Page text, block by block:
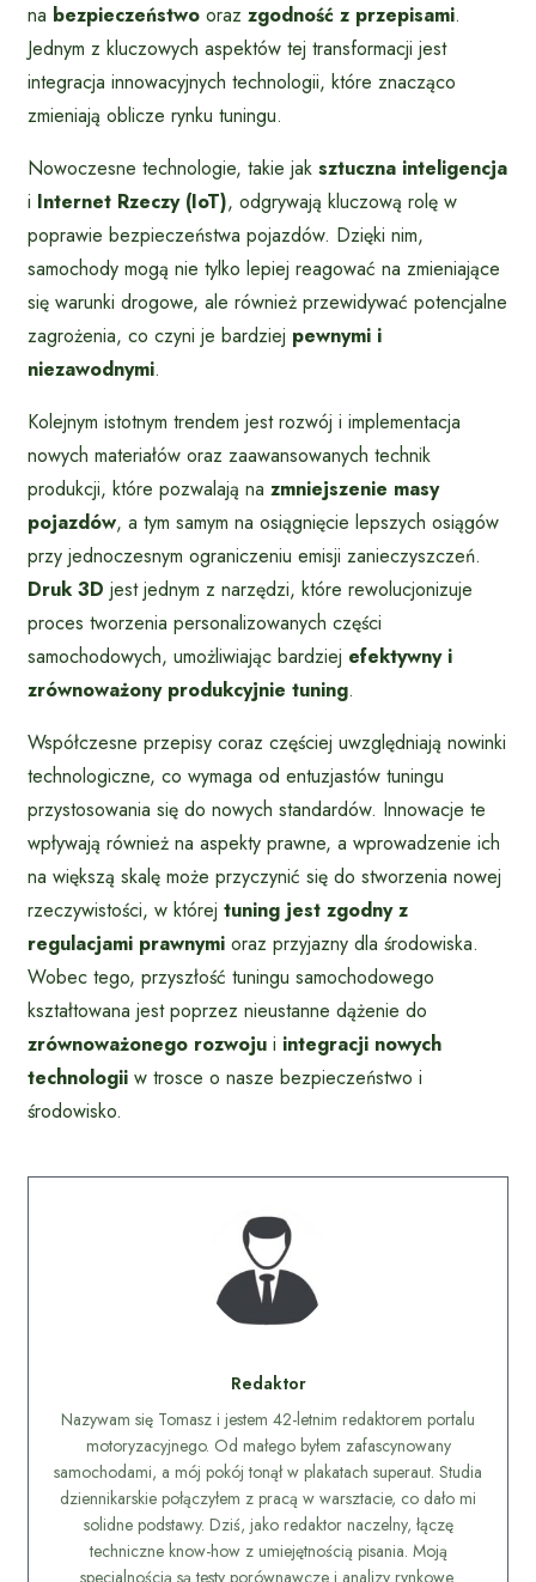
na bezpieczeństwo oraz zgodność z przepisami.
Jednym z kluczowych aspektów tej transformacji jest
integracja innowacyjnych technologii, które znacząco
zmieniają oblicze rynku tuningu.
Nowoczesne technologie, takie jak sztuczna inteligencja
i Internet Rzeczy (IoT), odgrywają kluczową rolę w
poprawie bezpieczeństwa pojazdów. Dzięki nim,
samochody mogą nie tylko lepiej reagować na zmieniające
się warunki drogowe, ale również przewidywać potencjalne
zagrożenia, co czyni je bardziej pewnymi i
niezawodnymi.
Kolejnym istotnym trendem jest rozwój i implementacja
nowych materiałów oraz zaawansowanych technik
produkcji, które pozwalają na zmniejszenie masy
pojazdów, a tym samym na osiągnięcie lepszych osiągów
przy jednoczesnym ograniczeniu emisji zanieczyszczeń.
Druk 3D jest jednym z narzędzi, które rewolucjonizuje
proces tworzenia personalizowanych części
samochodowych, umożliwiając bardziej efektywny i
zrównoważony produkcyjnie tuning.
Współczesne przepisy coraz częściej uwzględniają nowinki
technologiczne, co wymaga od entuzjastów tuningu
przystosowania się do nowych standardów. Innowacje te
wpływają również na aspekty prawne, a wprowadzenie ich
na większą skalę może przyczynić się do stworzenia nowej
rzeczywistości, w której tuning jest zgodny z
regulacjami prawnymi oraz przyjazny dla środowiska.
Wobec tego, przyszłość tuningu samochodowego
kształtowana jest poprzez nieustanne dążenie do
zrównoważonego rozwoju i integracji nowych
technologii w trosce o nasze bezpieczeństwo i
środowisko.
Redaktor
Nazywam się Tomasz i jestem 42-letnim redaktorem portalu
motoryzacyjnego. Od małego byłem zafascynowany
samochodami, a mój pokój tonął w plakatach superaut. Studia
dziennikarskie połączyłem z pracą w warsztacie, co dało mi
solidne podstawy. Dziś, jako redaktor naczelny, łączę
techniczne know-how z umiejętnością pisania. Moją